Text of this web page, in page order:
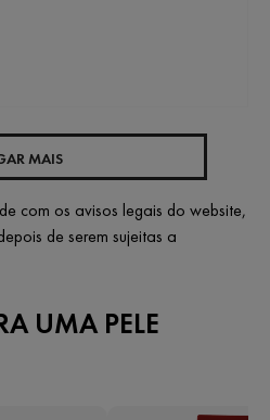
MAIS
com os avisos legais do website,
de serem sujeitas a
UMA PELE